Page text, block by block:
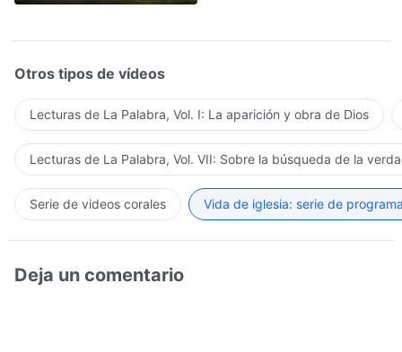
Otros tipos de vídeos
Lecturas de La Palabra, Vol. I: La aparición y obra de Dios
Lecturas de La Palabra, Vol. VII: Sobre la búsqueda de la
Serie de videos corales Vida de iglesia: serie de
Deja un comentario